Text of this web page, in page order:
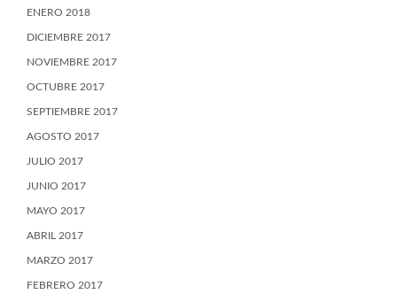
ENERO 2018
DICIEMBRE 2017
NOVIEMBRE 2017
OCTUBRE 2017
SEPTIEMBRE 2017
AGOSTO 2017
JULIO 2017
JUNIO 2017
MAYO 2017
ABRIL 2017
MARZO 2017
FEBRERO 2017